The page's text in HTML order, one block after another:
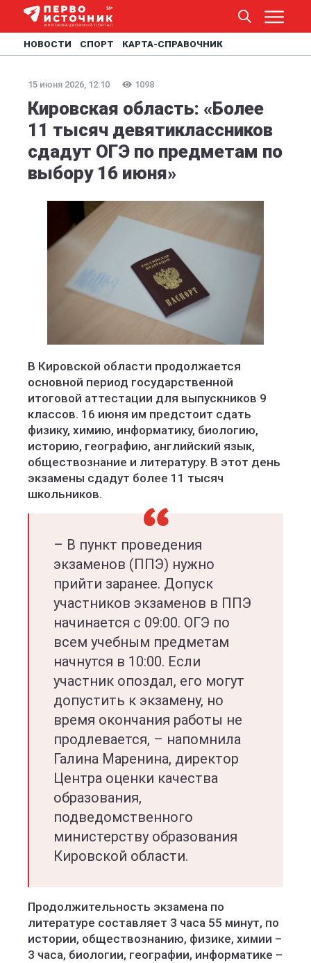
НОВОСТИ СПОРТ КАРТА-СПРАВОЧНИК
15 июня 2026, 12:10 1098
Кировская область: «Более
11 тысяч девятиклассников
сдадут ОГЭ по предметам по
выбору 16 июня»
В Кировской области продолжается
основной период государственной
итоговой аттестации для выпускников 9
классов. 16 июня им предстоит сдать
физику, химию, информатику, биологию,
историю, географию, английский язык,
обществознание и литературу. В этот день
экзамены сдадут более 11 тысяч
школьников.
– В пункт проведения
экзаменов (ППЭ) нужно
прийти заранее. Допуск
участников экзаменов в ППЭ
начинается с 09:00. ОГЭ по
всем учебным предметам
начнутся в 10:00. Если
участник опоздал, его могут
допустить к экзамену, но
время окончания работы не
продлевается, – напомнила
Галина Маренина, директор
Центра оценки качества
образования,
подведомственного
министерству образования
Кировской области.
Продолжительность экзамена по
литературе составляет 3 часа 55 минут, по
истории, обществознанию, физике, химии –
3 часа, биологии, географии, информатике –